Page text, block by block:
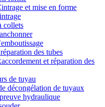
et mise en forme
collets
des tubes
et réparation des
de tuyau
décongélation de tuyaux
hydraulique